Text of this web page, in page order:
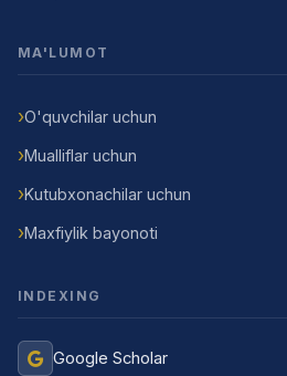
MA'LUMOT
O'quvchilar uchun
Mualliflar uchun
Kutubxonachilar uchun
Maxfiylik bayonoti
INDEXING
Google Scholar